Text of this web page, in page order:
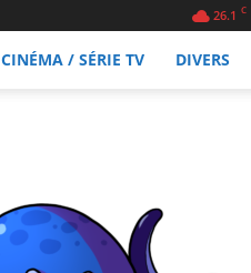
26.1 C
CINÉMA / SÉRIE TV DIVERS